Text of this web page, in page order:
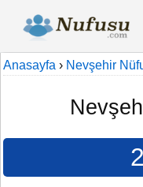
Anasayfa › Nevşehir